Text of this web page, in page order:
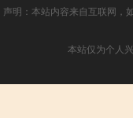
声明：本站内容来自互联网，
本站仅为个人